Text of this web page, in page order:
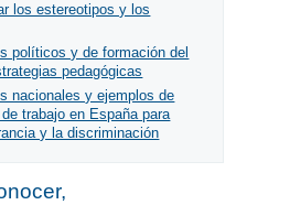
los estereotipos y los
políticos y de formación del
pedagógicas
nacionales y ejemplos de
trabajo en España para
y la discriminación